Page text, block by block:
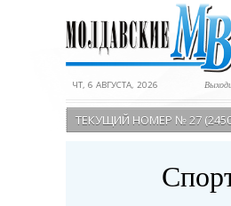
ЧТ, 6 АВГУСТА, 2026
ТЕКУЩИЙ НОМЕР № 27